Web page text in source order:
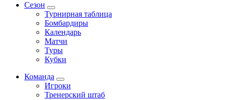
Сезон
Турнирная таблица
Бомбардиры
Календарь
Матчи
Туры
Кубки
Команда
Игроки
Тренерский штаб